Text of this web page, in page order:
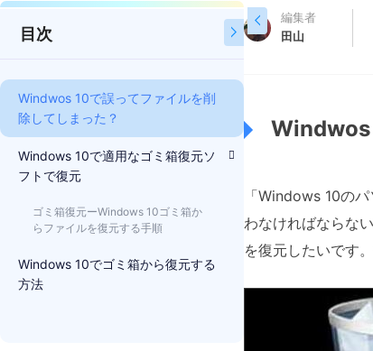


目次
Windwos 10で誤ってファイルを削
除してしまった？
Windows 10で適用なゴミ箱復元ソ
フトで復元
ゴミ箱復元ーWindows 10ゴミ箱か
らファイルを復元する手順
Windows 10でゴミ箱から復元する
方法
編集者
田山
Windwos
「Windows 10の
わなければならな
を復元したいです